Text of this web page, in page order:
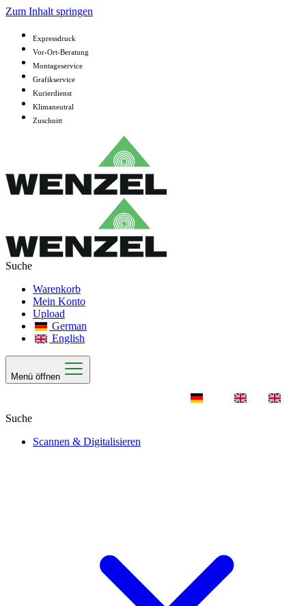
Zum Inhalt springen
Expressdruck
Vor-Ort-Beratung
Montageservice
Grafikservice
Kurierdienst
Klimaneutral
Zuschnitt
Warenkorb
Mein Konto
Upload
German
English
Menü öffnen
Scannen & Digitalisieren